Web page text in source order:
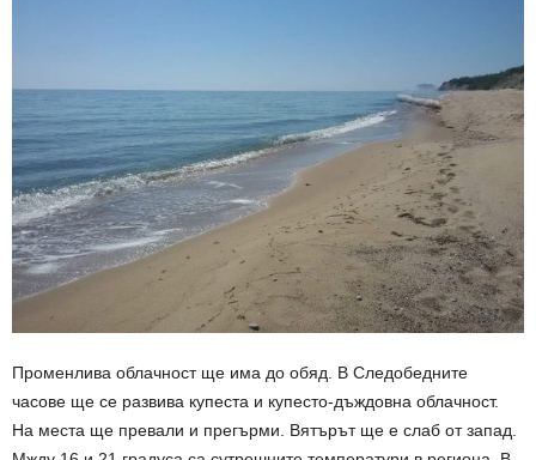
Променлива облачност ще има до обяд. В Следобедните
часове ще се развива купеста и купесто-дъждовна облачност.
На места ще превали и прегърми. Вятърът ще е слаб от запад.